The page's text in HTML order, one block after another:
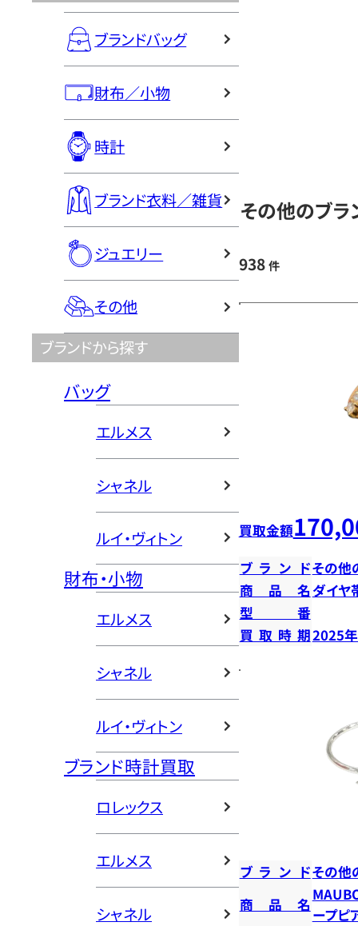
ブランドバッグ
財布／小物
時計
ブランド衣料／雑貨
ジュエリー
その他
ブランドから探す
バッグ
エルメス
シャネル
ルイ・ヴィトン
財布・小物
エルメス
シャネル
ルイ・ヴィトン
ブランド時計買取
ロレックス
エルメス
シャネル
その他のブラ
938 件
買取金額
ブランドその他
商品名ダイヤ
型番
買取時期2025
ブランドその他
商品名
ープピ